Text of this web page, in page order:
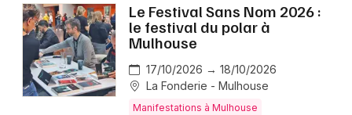
Le Festival Sans Nom 2026 :
le festival du polar à
Mulhouse
17/10/2026 → 18/10/2026
La Fonderie - Mulhouse
Manifestations à Mulhouse